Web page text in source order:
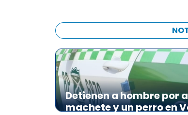
Detienen a hombre por
machete y un perro en